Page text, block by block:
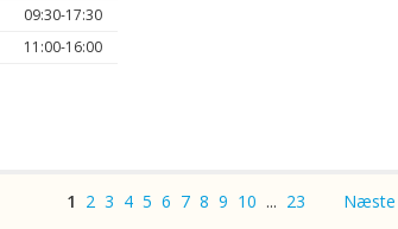
09:30-17:30
11:00-16:00
1 2 3 4 5 6 7 8 9 10 ... 23 Næste